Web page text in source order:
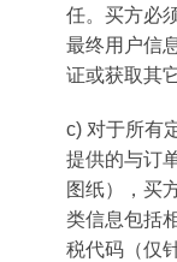
任。买方必
最终用户信
证或获取其
c) 对于所有
提供的与订
图纸），买
类信息包括
税代码（仅